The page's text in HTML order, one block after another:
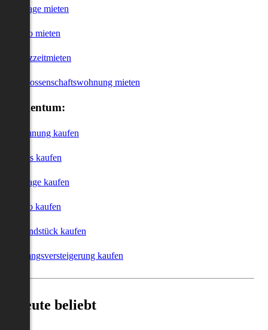
Garage mieten
Büro mieten
Kurzzeitmieten
Genossenschaftswohnung mieten
Eigentum:
Wohnung kaufen
Haus kaufen
Garage kaufen
Büro kaufen
Grundstück kaufen
Zwangsversteigerung kaufen
Heute beliebt